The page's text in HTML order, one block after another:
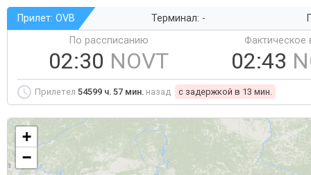
Прилет: OVB Терминал: -
По рассписанию
02:30 NOVT
Фактическое
02:43
Прилетел 54599 ч. 57 мин. назад c задержкой в 13 мин.
+
−